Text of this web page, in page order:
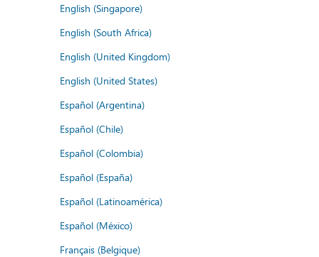
English (Singapore)
English (South Africa)
English (United Kingdom)
English (United States)
Español (Argentina)
Español (Chile)
Español (Colombia)
Español (España)
Español (Latinoamérica)
Español (México)
Français (Belgique)